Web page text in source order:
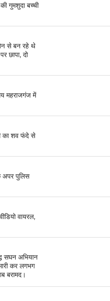
गुमशुदा बच्ची
से बन रहे थे
छापा, दो
महराजगंज में
का शव फंदे से
अपर पुलिस
वायरल,
सघन अभियान
कर लगभग
बरामद।